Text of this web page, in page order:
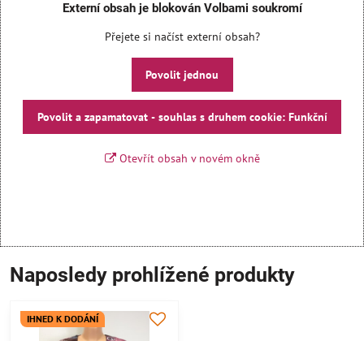
Externí obsah je blokován Volbami soukromí
Přejete si načíst externí obsah?
Povolit jednou
Povolit a zapamatovat - souhlas s druhem cookie: Funkční
Otevřít obsah v novém okně
Naposledy prohlížené produkty
IHNED K DODÁNÍ